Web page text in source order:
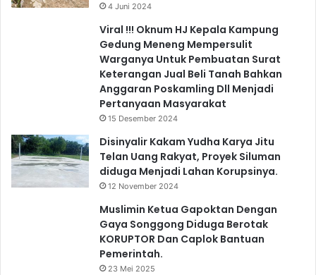
4 Juni 2024
Viral !!! Oknum HJ Kepala Kampung
Gedung Meneng Mempersulit
Warganya Untuk Pembuatan Surat
Keterangan Jual Beli Tanah Bahkan
Anggaran Poskamling Dll Menjadi
Pertanyaan Masyarakat
15 Desember 2024
Disinyalir Kakam Yudha Karya Jitu
Telan Uang Rakyat, Proyek Siluman
diduga Menjadi Lahan Korupsinya.
12 November 2024
Muslimin Ketua Gapoktan Dengan
Gaya Songgong Diduga Berotak
KORUPTOR Dan Caplok Bantuan
Pemerintah.
23 Mei 2025